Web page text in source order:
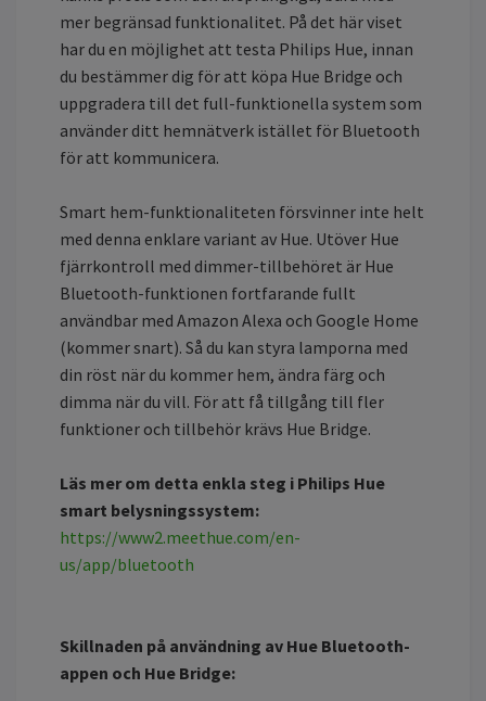
mer begränsad funktionalitet. På det här viset
har du en möjlighet att testa Philips Hue, innan
du bestämmer dig för att köpa Hue Bridge och
uppgradera till det full-funktionella system som
använder ditt hemnätverk istället för Bluetooth
för att kommunicera.
Smart hem-funktionaliteten försvinner inte helt
med denna enklare variant av Hue. Utöver Hue
fjärrkontroll med dimmer-tillbehöret är Hue
Bluetooth-funktionen fortfarande fullt
användbar med Amazon Alexa och Google Home
(kommer snart). Så du kan styra lamporna med
din röst när du kommer hem, ändra färg och
dimma när du vill. För att få tillgång till fler
funktioner och tillbehör krävs Hue Bridge.
Läs mer om detta enkla steg i Philips Hue
smart belysningssystem:
https://www2.meethue.com/en-
us/app/bluetooth
Skillnaden på användning av Hue Bluetooth-
appen och Hue Bridge: